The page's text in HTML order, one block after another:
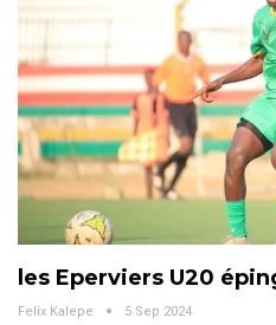
les Eperviers U20
Felix Kalepe 5 Sep 2024